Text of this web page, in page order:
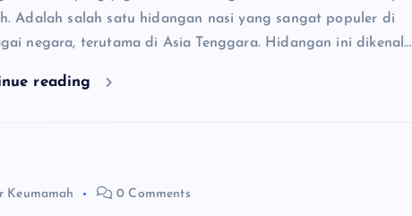
Adalah salah satu hidangan nasi yang sangat populer di
negara, terutama di Asia Tenggara. Hidangan ini dikenal…
reading
Keumamah 0 Comments